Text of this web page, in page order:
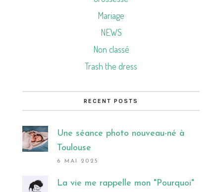
Mariage
NEWS
Non classé
Trash the dress
RECENT POSTS
Une séance photo nouveau-né à
Toulouse
6 MAI 2025
La vie me rappelle mon "Pourquoi"